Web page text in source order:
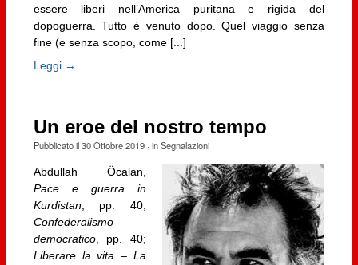
essere liberi nell’America puritana e rigida del
dopoguerra. Tutto è venuto dopo. Quel viaggio senza
fine (e senza scopo, come [...]
Leggi →
Un eroe del nostro tempo
Pubblicato il30 Ottobre 2019· inSegnalazioni·
Abdullah Öcalan,
Pace e guerra in
Kurdistan, pp. 40;
Confederalismo
democratico, pp. 40;
Liberare la vita – La